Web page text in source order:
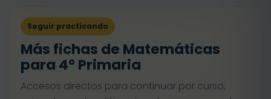
Seguir practicando
Más fichas de Matemáticas
para 4º Primaria
Accesos directos para continuar por curso,